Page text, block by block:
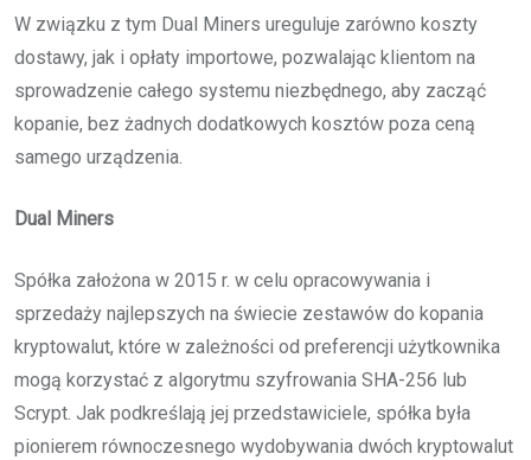
W związku z tym Dual Miners ureguluje zarówno koszty
dostawy, jak i opłaty importowe, pozwalając klientom na
sprowadzenie całego systemu niezbędnego, aby zacząć
kopanie, bez żadnych dodatkowych kosztów poza ceną
samego urządzenia.
Dual Miners
Spółka założona w 2015 r. w celu opracowywania i
sprzedaży najlepszych na świecie zestawów do kopania
kryptowalut, które w zależności od preferencji użytkownika
mogą korzystać z algorytmu szyfrowania SHA-256 lub
Scrypt. Jak podkreślają jej przedstawiciele, spółka była
pionierem równoczesnego wydobywania dwóch kryptowalut